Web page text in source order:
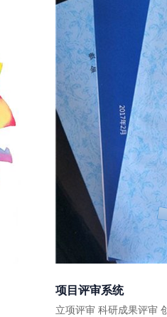
项目评审系统
立项评审 科研成果评审